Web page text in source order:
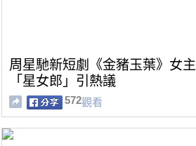
周星馳新短劇《金豬玉葉》女
「星女郎」引熱議
572觀看